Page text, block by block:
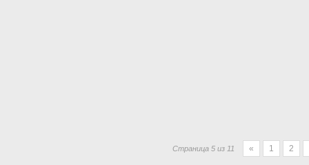
Страница 5 из 11 « 1 2